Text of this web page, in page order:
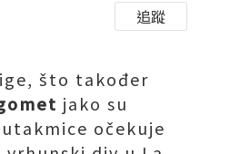
追蹤
što također
jako su
očekuje